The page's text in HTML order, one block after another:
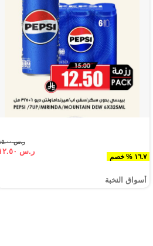
١٦.٧ % خصم
ر.س ١٥.٠٠
ر.س ١٢.٥٠
أسواق النخبة